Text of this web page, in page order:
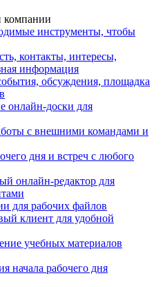
компании
инструменты, чтобы
контакты, интересы,
информация
обсуждения, площадка
онлайн-доски для
с внешними командами и
дня и встреч с любого
онлайн-редактор для
для рабочих файлов
клиент для удобной
учебных материалов
начала рабочего дня